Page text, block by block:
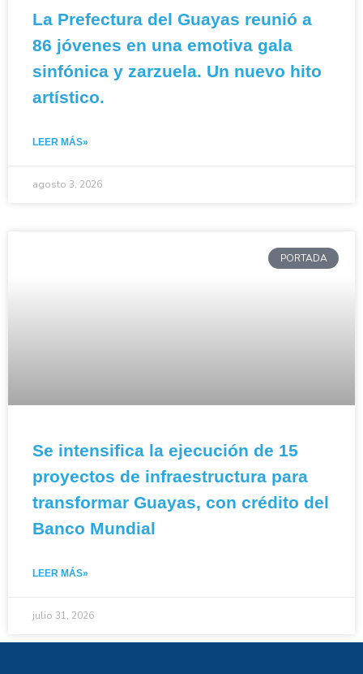
La Prefectura del Guayas reunió a
86 jóvenes en una emotiva gala
sinfónica y zarzuela. Un nuevo hito
artístico.
LEER MÁS»
agosto 3, 2026
PORTADA
Se intensifica la ejecución de 15
proyectos de infraestructura para
transformar Guayas, con crédito del
Banco Mundial
LEER MÁS»
julio 31, 2026